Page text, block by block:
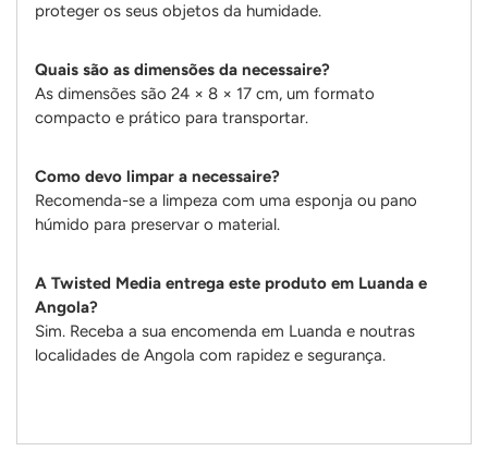
proteger os seus objetos da humidade.
Quais são as dimensões da necessaire?
As dimensões são 24 × 8 × 17 cm, um formato
compacto e prático para transportar.
Como devo limpar a necessaire?
Recomenda-se a limpeza com uma esponja ou pano
húmido para preservar o material.
A Twisted Media entrega este produto em Luanda e
Angola?
Sim. Receba a sua encomenda em Luanda e noutras
localidades de Angola com rapidez e segurança.